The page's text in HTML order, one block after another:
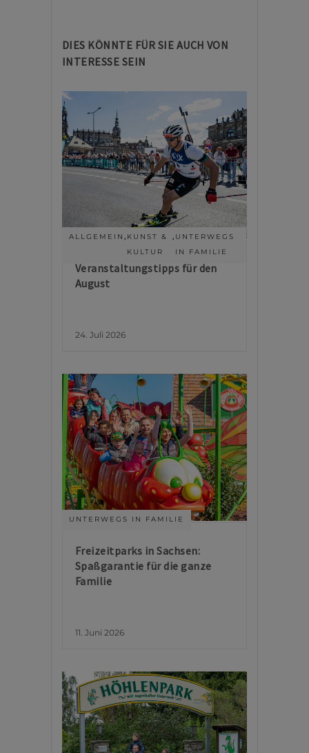
DIES KÖNNTE FÜR SIE AUCH VON
INTERESSE SEIN
ALLGEMEIN , KUNST &
KULTUR
, UNTERWEGS
IN FAMILIE
Veranstaltungstipps für den
August
24. Juli 2026
UNTERWEGS IN FAMILIE
Freizeitparks in Sachsen:
Spaßgarantie für die ganze
Familie
11. Juni 2026